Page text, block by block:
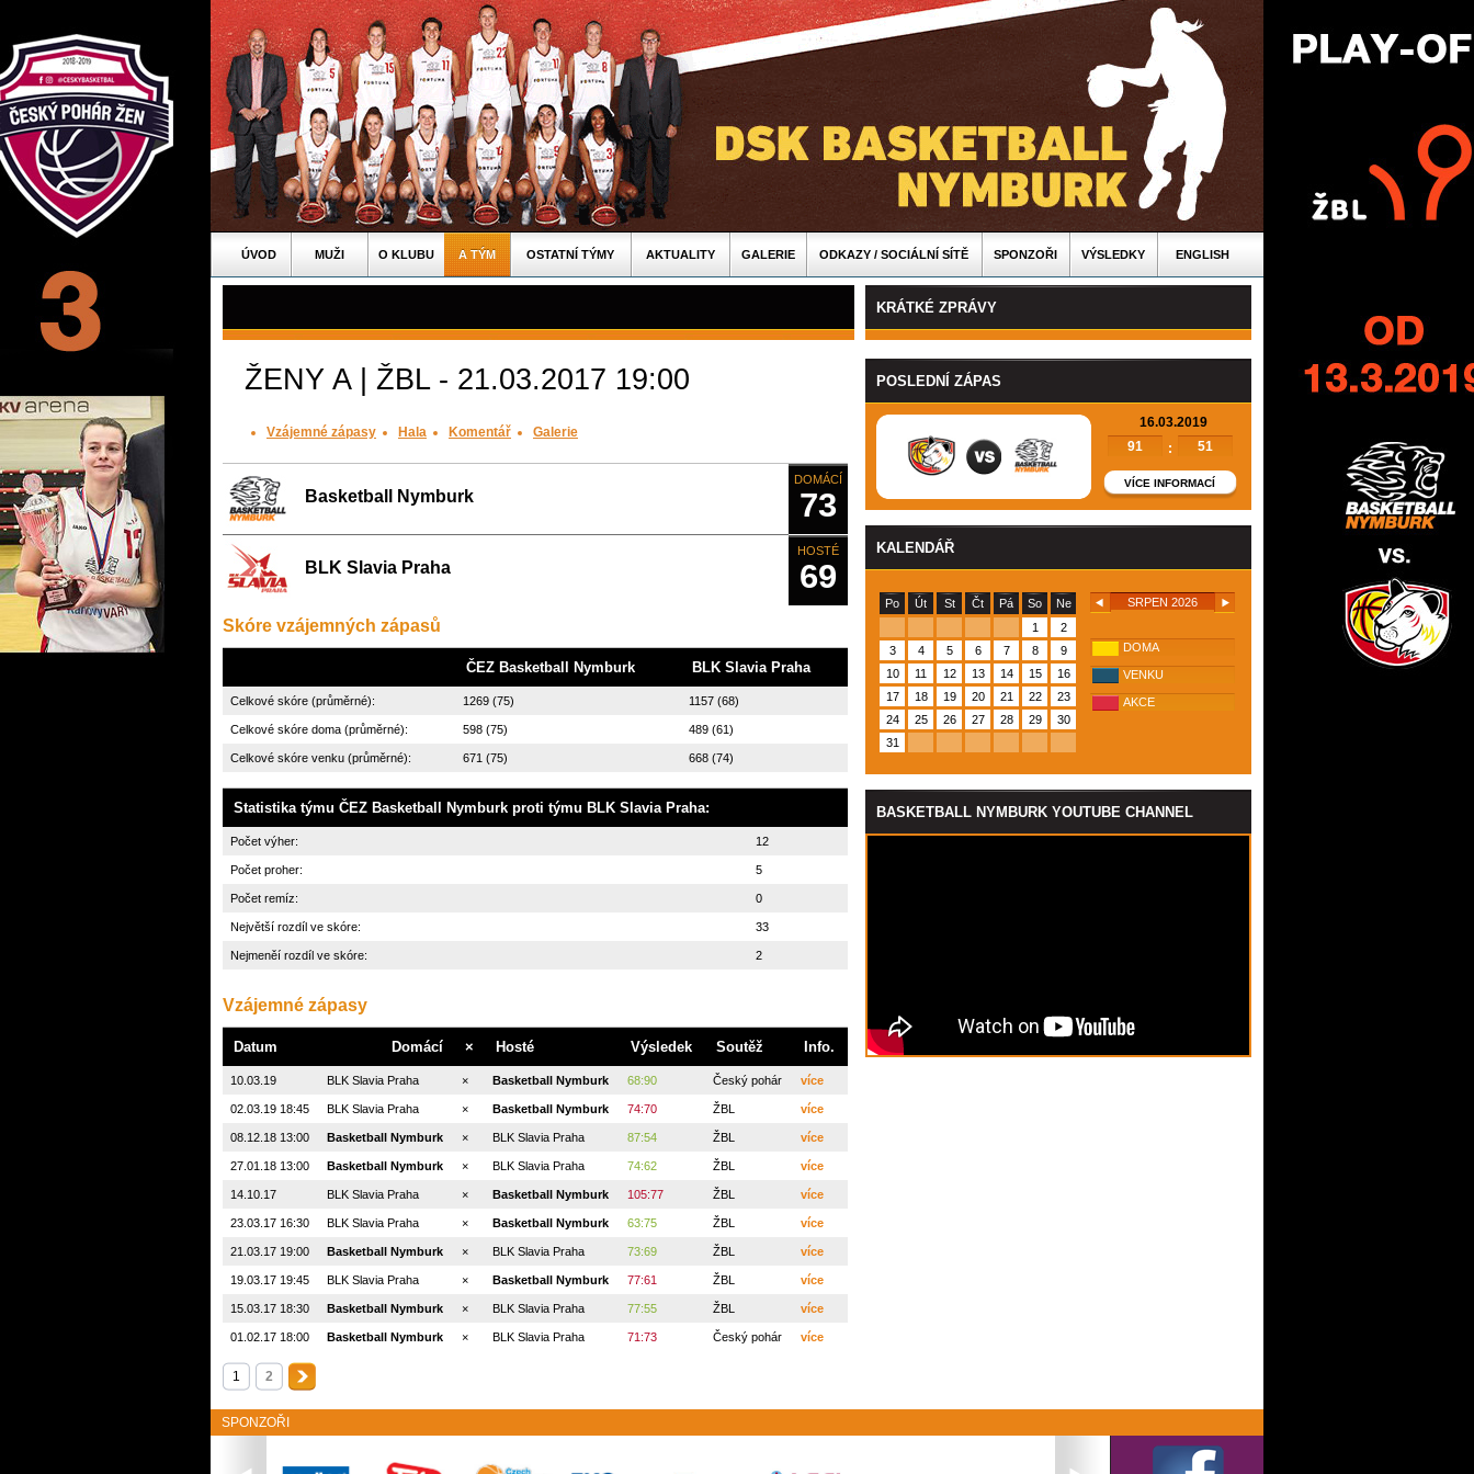
ÚVOD MUŽI O KLUBU A TÝM OSTATNÍ TÝMY AKTUALITY GALERIE ODKAZY / SOCIÁLNÍ SÍTĚ SPONZOŘI VÝSLEDKY ENGLISH
ŽENY A | ŽBL - 21.03.2017 19:00
Vzájemné zápasy Hala Komentář Galerie
Basketball Nymburk
DOMÁCÍ
73
BLK Slavia Praha
HOSTÉ
69
Skóre vzájemných zápasů
ČEZ Basketball Nymburk BLK Slavia Praha
Celkové skóre (průměrné): 1269 (75) 1157 (68)
Celkové skóre doma (průměrné): 598 (75) 489 (61)
Celkové skóre venku (průměrné): 671 (75) 668 (74)
Statistika týmu ČEZ Basketball Nymburk proti týmu BLK Slavia Praha:
Počet výher: 12
Počet proher: 5
Počet remíz: 0
Největší rozdíl ve skóre: 33
Nejmeněí rozdíl ve skóre: 2
Vzájemné zápasy
Datum Domácí × Hosté Výsledek Soutěž Info.
10.03.19 BLK Slavia Praha × Basketball Nymburk 68:90 Český pohár více
02.03.19 18:45 BLK Slavia Praha × Basketball Nymburk 74:70 ŽBL více
08.12.18 13:00 Basketball Nymburk × BLK Slavia Praha 87:54 ŽBL více
27.01.18 13:00 Basketball Nymburk × BLK Slavia Praha 74:62 ŽBL více
14.10.17 BLK Slavia Praha × Basketball Nymburk 105:77 ŽBL více
23.03.17 16:30 BLK Slavia Praha × Basketball Nymburk 63:75 ŽBL více
21.03.17 19:00 Basketball Nymburk × BLK Slavia Praha 73:69 ŽBL více
19.03.17 19:45 BLK Slavia Praha × Basketball Nymburk 77:61 ŽBL více
15.03.17 18:30 Basketball Nymburk × BLK Slavia Praha 77:55 ŽBL více
01.02.17 18:00 Basketball Nymburk × BLK Slavia Praha 71:73 Český pohár více
1 2
KRÁTKÉ ZPRÁVY
POSLEDNÍ ZÁPAS
16.03.2019
91
: 51
VÍCE INFORMACÍ
KALENDÁŘ
SRPEN 2026
DOMA
VENKU
AKCE
Po Út St Čt Pá So
Ne
1
2
3
4 5 6 7 8
9
10
11 12 13 14 15
16
17
18 19 20 21 22
23
24
25 26 27 28 29
30
31
BASKETBALL NYMBURK YOUTUBE CHANNEL
SPONZOŘI